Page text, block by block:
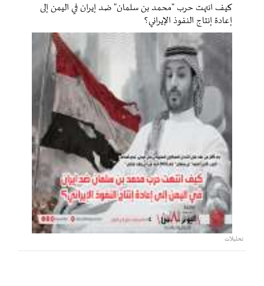
كيف انتهت حرب "محمد بن سلمان" ضد إيران في اليمن إلى
إعادة إنتاج النفوذ الإيراني؟
تحليلات